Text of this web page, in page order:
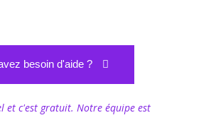
besoin d'aide ?
et c'est gratuit. Notre équipe est